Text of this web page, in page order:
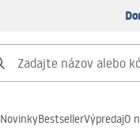
NovinkyBestsellerVýpredajO